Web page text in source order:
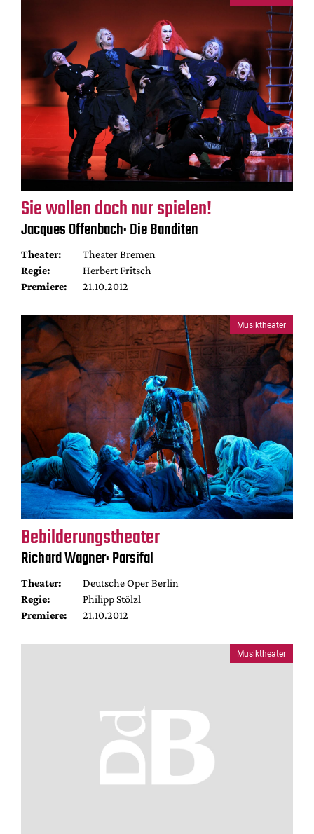
Sie wollen doch nur spielen!
Jacques Offenbach: Die Banditen
Theater:
Theater Bremen
Regie:
Herbert Fritsch
Premiere:
21.10.2012
Musiktheater
Bebilderungstheater
Richard Wagner: Parsifal
Theater:
Deutsche Oper Berlin
Regie:
Philipp Stölzl
Premiere:
21.10.2012
Musiktheater